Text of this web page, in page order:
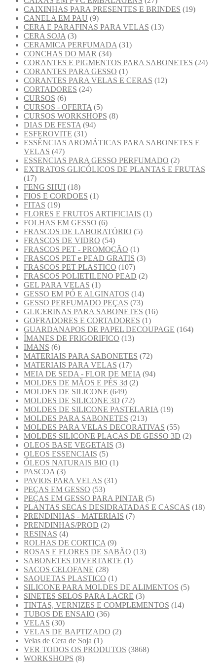
CAIXINHAS PARA PRESENTES E BRINDES (19)
CANELA EM PAU (9)
CERA E PARAFINAS PARA VELAS (13)
CERA SOJA (3)
CERAMICA PERFUMADA (31)
CONCHAS DO MAR (34)
CORANTES E PIGMENTOS PARA SABONETES (24)
CORANTES PARA GESSO (1)
CORANTES PARA VELAS E CERAS (12)
CORTADORES (24)
CURSOS (6)
CURSOS - OFERTA (5)
CURSOS WORKSHOPS (8)
DIAS DE FESTA (94)
ESFEROVITE (31)
ESSÊNCIAS AROMÁTICAS PARA SABONETES E
VELAS (47)
ESSENCIAS PARA GESSO PERFUMADO (2)
EXTRATOS GLICÓLICOS DE PLANTAS E FRUTAS
(17)
FENG SHUI (18)
FIOS E CORDOES (1)
FITAS (19)
FLORES E FRUTOS ARTIFICIAIS (1)
FOLHAS EM GESSO (6)
FRASCOS DE LABORATÓRIO (5)
FRASCOS DE VIDRO (54)
FRASCOS PET - PROMOÇÃO (1)
FRASCOS PET e PEAD GRATIS (3)
FRASCOS PET PLASTICO (107)
FRASCOS POLIETILENO PEAD (2)
GEL PARA VELAS (1)
GESSO EM PÓ E ALGINATOS (14)
GESSO PERFUMADO PEÇAS (73)
GLICERINAS PARA SABONETES (16)
GOFRADORES E CORTADORES (1)
GUARDANAPOS DE PAPEL DECOUPAGE (164)
ÍMANES DE FRIGORIFICO (13)
IMANS (6)
MATERIAIS PARA SABONETES (72)
MATERIAIS PARA VELAS (17)
MEIA DE SEDA - FLOR DE MEIA (94)
MOLDES DE MÃOS E PÉS 3d (2)
MOLDES DE SILICONE (649)
MOLDES DE SILICONE 3D (72)
MOLDES DE SILICONE PASTELARIA (19)
MOLDES PARA SABONETES (213)
MOLDES PARA VELAS DECORATIVAS (55)
MOLDES SILICONE PLACAS DE GESSO 3D (2)
OLEOS BASE VEGETAIS (3)
OLEOS ESSENCIAIS (5)
ÓLEOS NATURAIS BIO (1)
PASCOA (3)
PAVIOS PARA VELAS (31)
PEÇAS EM GESSO (53)
PEÇAS EM GESSO PARA PINTAR (5)
PLANTAS SECAS DESIDRATADAS E CASCAS (18)
PRENDINHAS - MATERIAIS (7)
PRENDINHAS/PROD (2)
RESINAS (4)
ROLHAS DE CORTIÇA (9)
ROSAS E FLORES DE SABÃO (13)
SABONETES DIVERTARTE (1)
SACOS CELOFANE (28)
SAQUETAS PLASTICO (1)
SILICONE PARA MOLDES DE ALIMENTOS (5)
SINETES SELOS PARA LACRE (3)
TINTAS, VERNIZES E COMPLEMENTOS (14)
TUBOS DE ENSAIO (36)
VELAS (30)
VELAS DE BAPTIZADO (2)
Velas de Cera de Soja (1)
VER TODOS OS PRODUTOS (3868)
WORKSHOPS (8)